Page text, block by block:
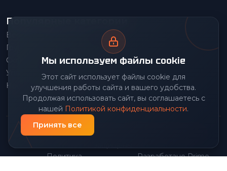
Мы используем файлы cookie
Этот сайт использует файлы cookie для
улучшения работы сайта и вашего удобства.
Продолжая использовать сайт, вы соглашаетесь с
нашей Политикой конфиденциальности.
Принять все
Популярные категории
Весовое оборудование
Грузоподъемное оборудование
Складское оборудование
Упаковочное оборудование
Наше производство
© 2026 Передовой Центр снабжения. Все права
Политика
Разработано Prime